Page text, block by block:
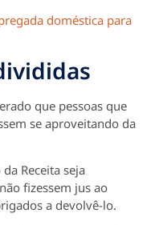
doméstica para
que pessoas que
se aproveitando da
Receita seja
fizessem jus ao
a devolvê-lo.